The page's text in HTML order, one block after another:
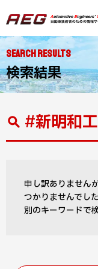
SEARCH RESULTS
検索結果
#新明和
申し訳ありません
つかりませんでした
別のキーワードで